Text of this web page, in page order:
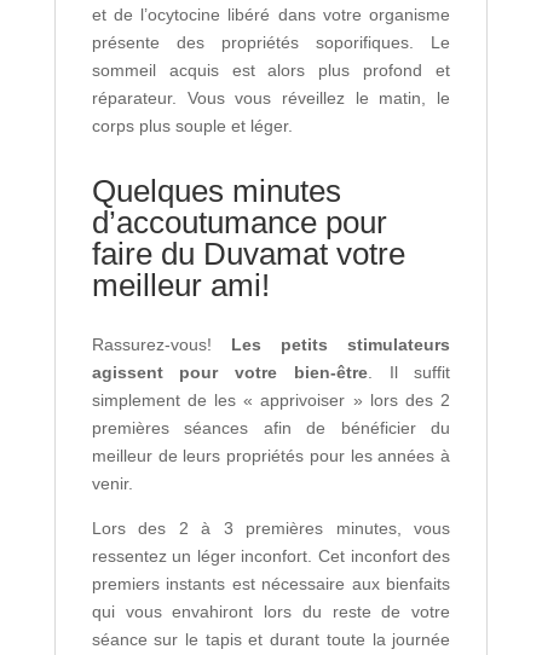
et de l’ocytocine libéré dans votre organisme
présente des propriétés soporifiques. Le
sommeil acquis est alors plus profond et
réparateur. Vous vous réveillez le matin, le
corps plus souple et léger.
Quelques minutes
d’accoutumance pour
faire du Duvamat votre
meilleur ami!
Rassurez-vous! Les petits stimulateurs
agissent pour votre bien-être. Il suffit
simplement de les « apprivoiser » lors des 2
premières séances afin de bénéficier du
meilleur de leurs propriétés pour les années à
venir.
Lors des 2 à 3 premières minutes, vous
ressentez un léger inconfort. Cet inconfort des
premiers instants est nécessaire aux bienfaits
qui vous envahiront lors du reste de votre
séance sur le tapis et durant toute la journée